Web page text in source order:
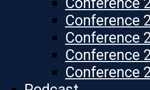
Conference
Conference
Conference
Conference